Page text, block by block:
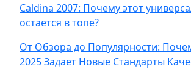
Caldina 2007: Почему этот
остается в топе?
От Обзора до Популярности:
2025 Задает Новые Стандарты